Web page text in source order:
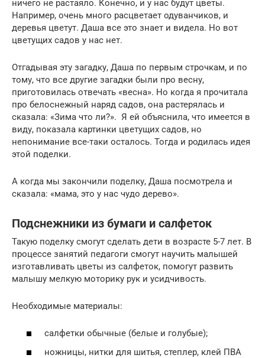
ничего не растаяло. Конечно, и у нас будут цветы.
Например, очень много расцветает одуванчиков, и
деревья цветут. Даша все это знает и видела. Но вот
цветущих садов у нас нет.
Отгадывая эту загадку, Даша по первым строчкам, и по
тому, что все другие загадки были про весну,
приготовилась отвечать «весна». Но когда я прочитала
про белоснежный наряд садов, она растерялась и
сказала: «Зима что ли?». Я ей объяснила, что имеется в
виду, показала картинки цветущих садов, но
непонимание все-таки осталось. Тогда и родилась идея
этой поделки.
А когда мы закончили поделку, Даша посмотрела и
сказала: «мама, это у нас чудо дерево».
Подснежники из бумаги и салфеток
Такую поделку смогут сделать дети в возрасте 5-7 лет. В
процессе занятий педагоги смогут научить малышей
изготавливать цветы из салфеток, помогут развить
малышу мелкую моторику рук и усидчивость.
Необходимые материалы:
салфетки обычные (белые и голубые);
ножницы, нитки для шитья, степлер, клей ПВА